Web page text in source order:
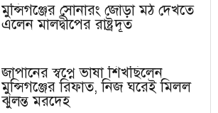
মুন্সিগঞ্জের সোনারং জোড়া মঠ দেখতে
এলেন মালদ্বীপের রাষ্ট্রদূত
জাপানের স্বপ্নে ভাষা শিখছিলেন
মুন্সিগঞ্জের রিফাত, নিজ ঘরেই মিলল
ঝুলন্ত মরদেহ